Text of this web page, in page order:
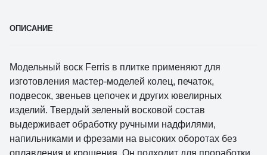
ОПИСАНИЕ
Модельный воск Ferris в плитке применяют для
изготовления мастер-моделей колец, печаток,
подвесок, звеньев цепочек и других ювелирных
изделий. Твердый зеленый восковой состав
выдерживает обработку ручными надфилями,
напильниками и фрезами на высоких оборотах без
оплавления и крошения. Он подходит для проработки